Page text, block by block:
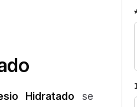
Hidratado se